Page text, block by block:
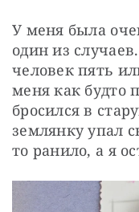
У меня была
один из
человек пять
меня как будто
бросился в
землянку упал
то ранило, а я